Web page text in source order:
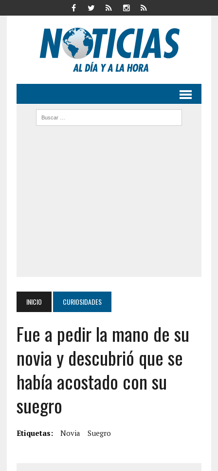
INICIO CURIOSIDADES
Fue a pedir la mano de su
novia y descubrió que se
había acostado con su
suegro
Etiquetas: Novia Suegro